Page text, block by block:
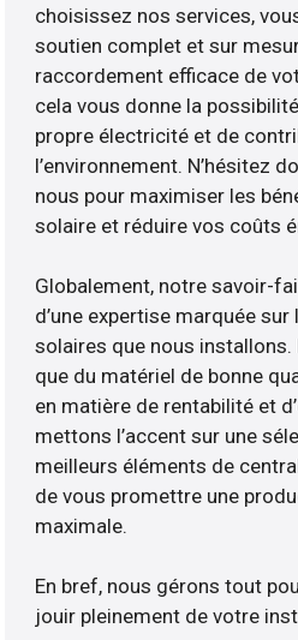
choisissez nos services,
soutien complet et sur
raccordement efficace de
cela vous donne la
propre électricité et de
l’environnement. N’hésitez
nous pour maximiser les
solaire et réduire vos coûts
Globalement, notre savoir-
d’une expertise marquée
solaires que nous installons.
que du matériel de bonne
en matière de rentabilité et
mettons l’accent sur une
meilleurs éléments de
de vous promettre une
maximale.
En bref, nous gérons tout
jouir pleinement de votre